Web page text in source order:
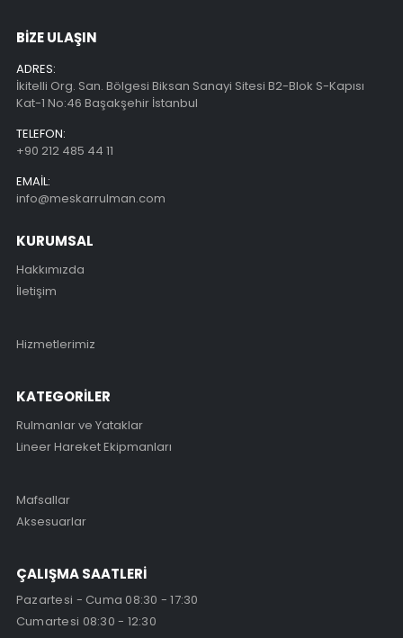
BİZE ULAŞIN
ADRES:
İkitelli Org. San. Bölgesi Biksan Sanayi Sitesi B2-Blok S-Kapısı
Kat-1 No:46 Başakşehir İstanbul
TELEFON:
+90 212 485 44 11
EMAIL:
info@meskarrulman.com
KURUMSAL
Hakkımızda
İletişim
Hizmetlerimiz
KATEGORİLER
Rulmanlar ve Yataklar
Lineer Hareket Ekipmanları
Mafsallar
Aksesuarlar
ÇALIŞMA SAATLERİ
Pazartesi - Cuma 08:30 - 17:30
Cumartesi 08:30 - 12:30